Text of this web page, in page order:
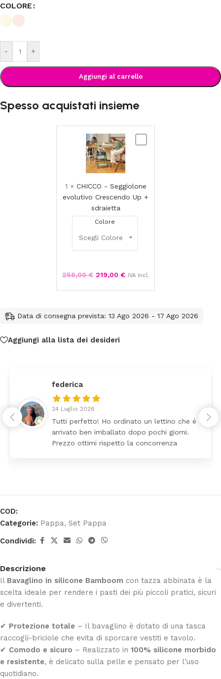
COLORE
- +
Aggiungi al carrello
Spesso acquistati insieme
Up
sdraietta
1 × CHICCO - Seggiolone
evolutivo Crescendo Up +
sdraietta
Colore
258,00€ 219,00 € IVA Incl.
Data di consegna prevista: 13 Ago 2026 - 17 Ago 2026
Aggiungi alla lista dei desideri
federica
24 Luglio 2026
Tutti perfetto! Ho ordinato un lettino che é
arrivato ben imballato dopo pochi giorni.
Prezzo ottimi rispetto la concorrenza
COD:
Categorie: Pappa, Set Pappa
Condividi:
Descrizione
Il Bavaglino in silicone Bamboom con tazza abbinata è la
scelta ideale per rendere i pasti dei più piccoli pratici, sicuri
e divertenti.
✔ Protezione totale – Il bavaglino è dotato di una tasca
raccogli-briciole che evita di sporcare vestiti e tavolo.
✔ Comodo e sicuro – Realizzato in 100% silicone morbido
e resistente, è delicato sulla pelle e pensato per l’uso
quotidiano.